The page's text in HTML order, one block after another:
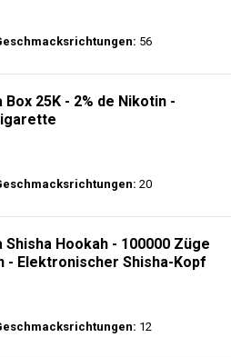
56
Box 25K - 2% de Nikotin -
20
Shisha Hookah - 100000 Züge
- Elektronischer Shisha-Kopf
12